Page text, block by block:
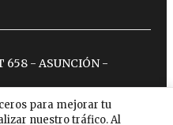
para mejorar tu
nuestro tráfico. Al
658 - ASUNCIÓN -